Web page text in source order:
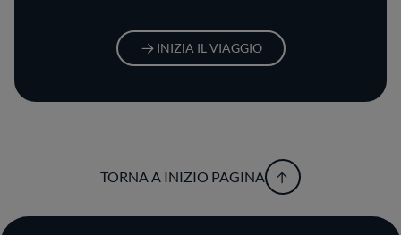
INIZIA IL VIAGGIO
TORNA A INIZIO PAGINA